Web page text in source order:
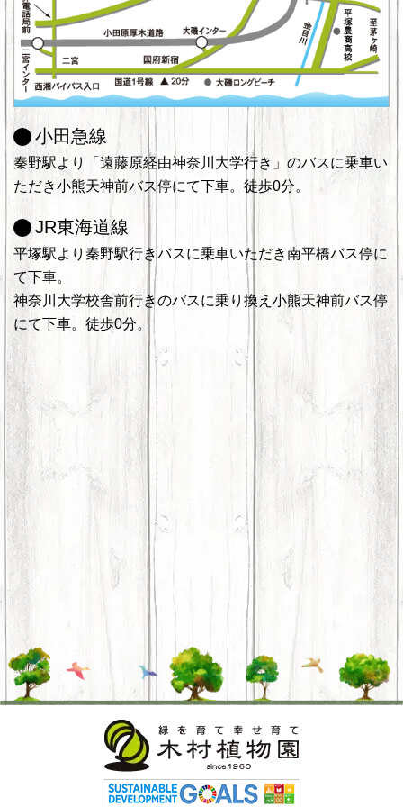
小田急線
秦野駅より「遠藤原経由神奈川大学行き」のバスに乗車い
ただき小熊天神前バス停にて下車。徒歩0分。
JR東海道線
平塚駅より秦野駅行きバスに乗車いただき南平橋バス停に
て下車。
神奈川大学校舎前行きのバスに乗り換え小熊天神前バス停
にて下車。徒歩0分。